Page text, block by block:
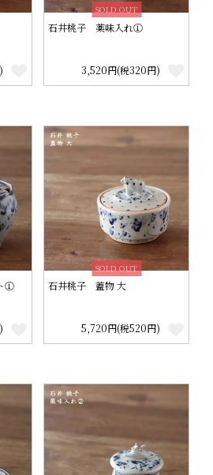
SOLD OUT
石井桃子 薬味入れ①
3,520円(税320円)
①
SOLD OUT
石井桃子 蓋物 大
5,720円(税520円)